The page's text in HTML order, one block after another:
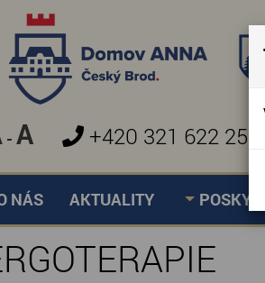
- A +420 321 622 257
NÁS AKTUALITY
stránka » ERGOTERAPIE